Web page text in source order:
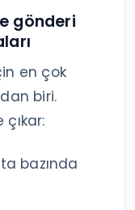
gönderi
en çok
biri.
bazında